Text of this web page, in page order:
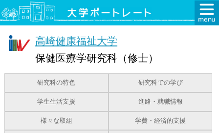
高崎健康福祉大学
保健医療学研究科（修士）
研究科の特色 研究科での学び
学生生活支援 進路・就職情報
様々な取組 学費・経済的支援